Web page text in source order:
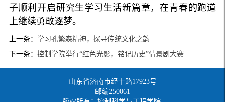
子顺利开启研究生学习生活新篇章，在青春的跑道
上继续勇敢逐梦。
上一条： 学习孔繁森精神，探寻传统文化之韵
下一条： 控制学院举行“红色光影，铭记历史”情景剧大赛
山东省济南市经十路17923号
邮编250061